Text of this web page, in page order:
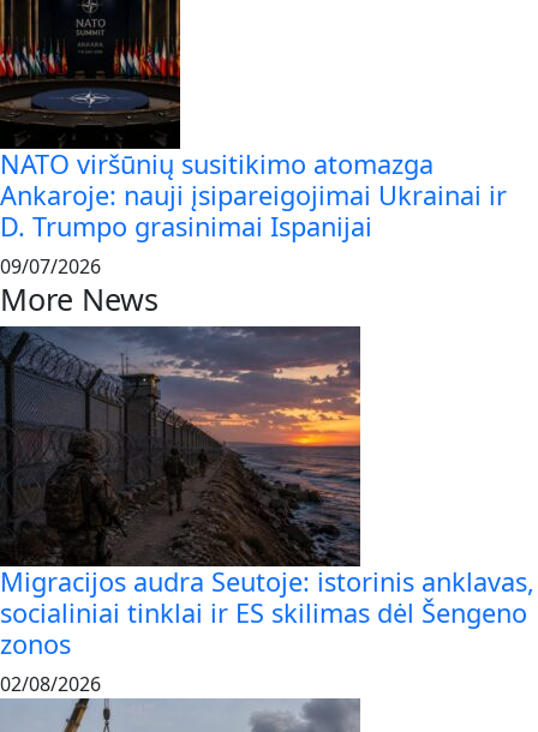
NATO viršūnių susitikimo atomazga
Ankaroje: nauji įsipareigojimai Ukrainai ir
D. Trumpo grasinimai Ispanijai
09/07/2026
More News
Migracijos audra Seutoje: istorinis anklavas,
socialiniai tinklai ir ES skilimas dėl Šengeno
zonos
02/08/2026